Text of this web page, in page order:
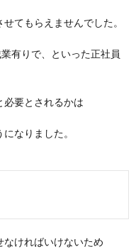
てもらえませんでした。
有りで、といった正社員
必要とされるかは
なりました。
ければいけないため